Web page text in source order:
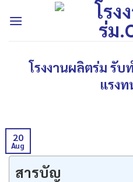
โรงงานผลิตร่ม รับ
แรง
20
Aug
สารบัญ